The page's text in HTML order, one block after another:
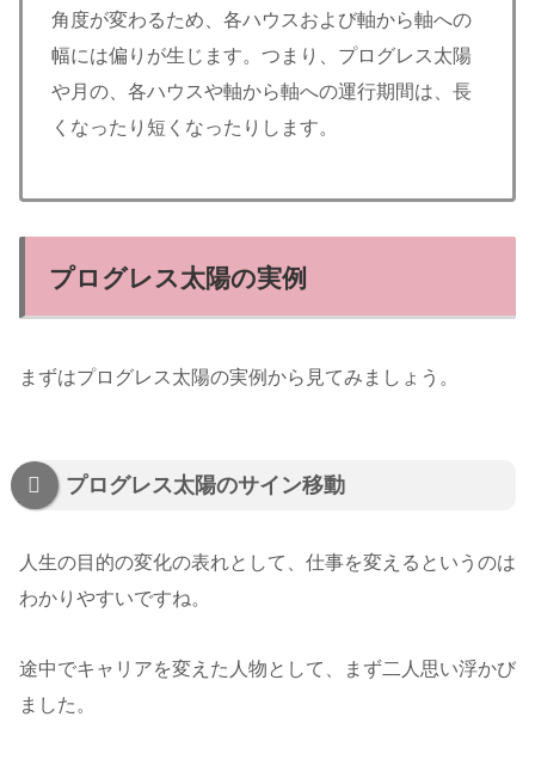
角度が変わるため、各ハウスおよび軸から軸への
幅には偏りが生じます。つまり、プログレス太陽
や月の、各ハウスや軸から軸への運行期間は、長
くなったり短くなったりします。
プログレス太陽の実例
まずはプログレス太陽の実例から見てみましょう。
プログレス太陽のサイン移動
人生の目的の変化の表れとして、仕事を変えるというのは
わかりやすいですね。
途中でキャリアを変えた人物として、まず二人思い浮かび
ました。